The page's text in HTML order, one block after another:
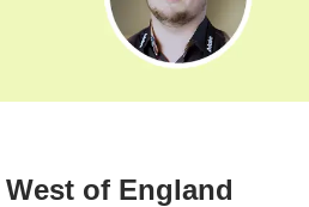
of England